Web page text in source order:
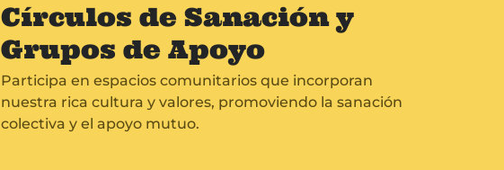
Círculos de Sanación y
Grupos de Apoyo
Participa en espacios comunitarios que incorporan
nuestra rica cultura y valores, promoviendo la sanación
colectiva y el apoyo mutuo.